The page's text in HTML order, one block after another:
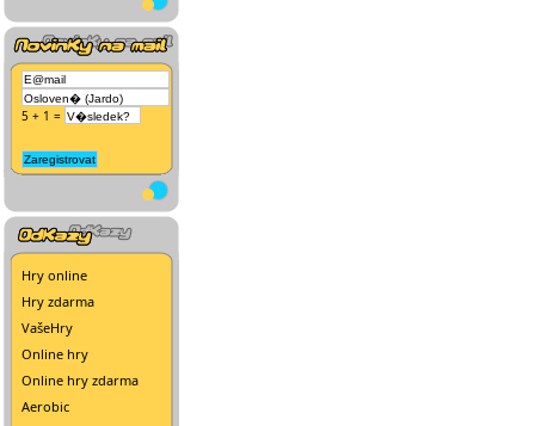
5 + 1 =
Hry online
Hry zdarma
VašeHry
Online hry
Online hry zdarma
Aerobic